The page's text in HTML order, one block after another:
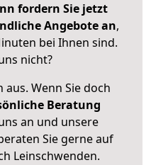
fordern Sie jetzt
Angebote an,
bei Ihnen sind.
nicht?
aus. Wenn Sie doch
Beratung
an und unsere
Sie gerne auf
Leinschwenden.